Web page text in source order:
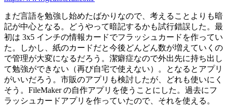
まだ言語を勉強し始めたばかりなので、考えることよりも暗
記が中心となる。どうやって暗記するかも試行錯誤した。最
初は 3x5 インチの情報カードでフラッシュカードを作ってい
た。しかし、紙のカードだと今後どんどん数が増えていくの
で管理が大変になるだろう。潔癖症なので外出先に持ち出し
て勉強ができない（再び自宅で使えない）。となるとアプリ
がいいだろう。市販のアプリも検討したが、どれも使いにく
そう。FileMaker の自作アプリを使うことにした。過去にフ
ラッシュカードアプリを作っていたので、それを使える。